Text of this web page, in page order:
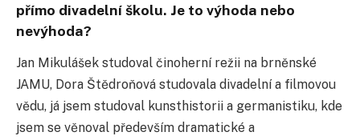
přímo divadelní školu. Je to výhoda nebo
nevýhoda?
Jan Mikulášek studoval činoherní režii na brněnské
JAMU, Dora Štědroňová studovala divadelní a filmovou
vědu, já jsem studoval kunsthistorii a germanistiku, kde
jsem se věnoval především dramatické a